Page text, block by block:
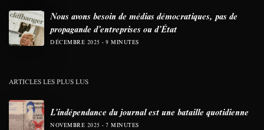
Nous avons besoin de médias démocratiques, pas de
propagande d’entreprises ou d’État
DÉCEMBRE 2025 9 MINUTES
ARTICLES LES PLUS LUS
L’indépendance du journal est une bataille quotidienne
NOVEMBRE 2025 7 MINUTES